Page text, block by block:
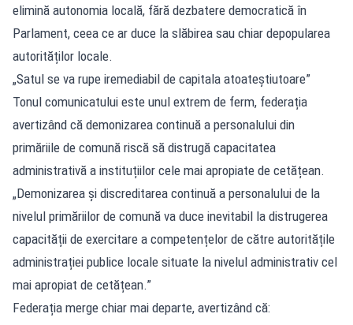
elimină autonomia locală, fără dezbatere democratică în
Parlament, ceea ce ar duce la slăbirea sau chiar depopularea
autorităților locale.
„Satul se va rupe iremediabil de capitala atoateștiutoare”
Tonul comunicatului este unul extrem de ferm, federația
avertizând că demonizarea continuă a personalului din
primăriile de comună riscă să distrugă capacitatea
administrativă a instituțiilor cele mai apropiate de cetățean.
„Demonizarea și discreditarea continuă a personalului de la
nivelul primăriilor de comună va duce inevitabil la distrugerea
capacității de exercitare a competențelor de către autoritățile
administrației publice locale situate la nivelul administrativ cel
mai apropiat de cetățean.”
Federația merge chiar mai departe, avertizând că: